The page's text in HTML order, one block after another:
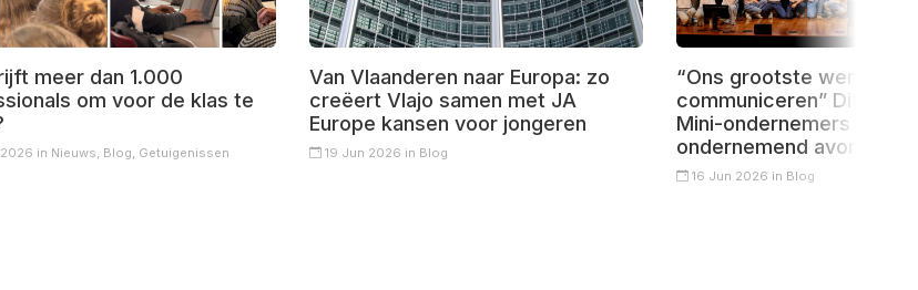
meer dan 1.000
om voor de klas te
in Nieuws, Blog, Getuigenissen
Van Vlaanderen naar Europa: zo
creëert Vlajo samen met JA
Europe kansen voor jongeren
19 Jun 2026 in Blog
“Ons grootste werkpunt
communiceren” Dit
Mini-ondernemers van
ondernemend avontuur
16 Jun 2026 in Blog